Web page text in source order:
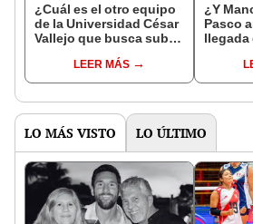
¿Cuál es el otro equipo
de la Universidad César
Vallejo que busca subir
profesional?
LEER MÁS
¿Y
Pasco
llegada
LO MÁS VISTO LO ÚLTIMO